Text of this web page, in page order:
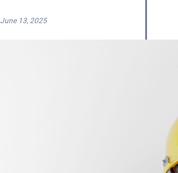
June 13, 2025